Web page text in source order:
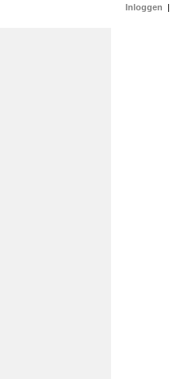
Inloggen |